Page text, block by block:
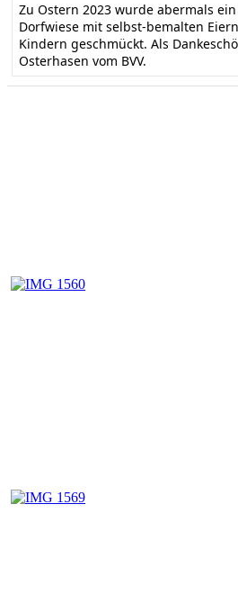
Zu Ostern 2023 wurde abermals
Dorfwiese mit selbst-bemalten
Kindern geschmückt. Als
Osterhasen vom BVV.